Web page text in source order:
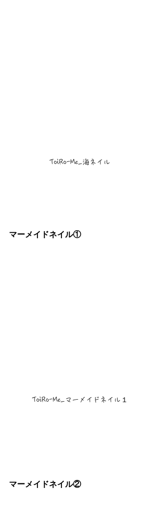
ToiRo-Me_海ネイル
マーメイドネイル①
ToiRo-Me_マーメイドネイル１
マーメイドネイル②